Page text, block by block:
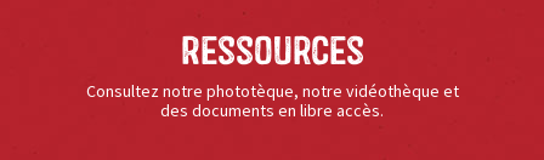
Ressources
Consultez notre phototèque, notre vidéothèque et
des documents en libre accès.